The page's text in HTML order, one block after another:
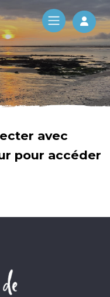
Log
avec
pour accéder